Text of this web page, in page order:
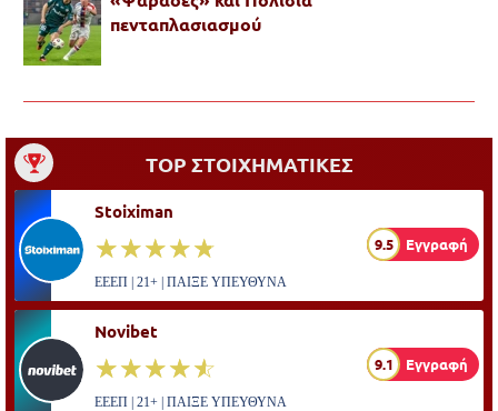
πενταπλασιασμού
TOP ΣΤΟΙΧΗΜΑΤΙΚΕΣ
Stoiximan
☆☆☆☆☆
★★★★★ 9.5 Εγγραφή
ΕΕΕΠ | 21+ | ΠΑΙΞΕ ΥΠΕΥΘΥΝΑ
Novibet
☆☆☆☆☆
★★★★★ 9.1 Εγγραφή
ΕΕΕΠ | 21+ | ΠΑΙΞΕ ΥΠΕΥΘΥΝΑ